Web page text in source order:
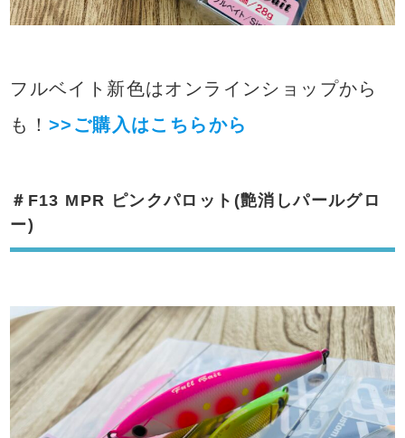
フルベイト新色はオンラインショップから
も！>>ご購入はこちらから
＃F13 MPR ピンクパロット(艶消しパールグロ
ー)